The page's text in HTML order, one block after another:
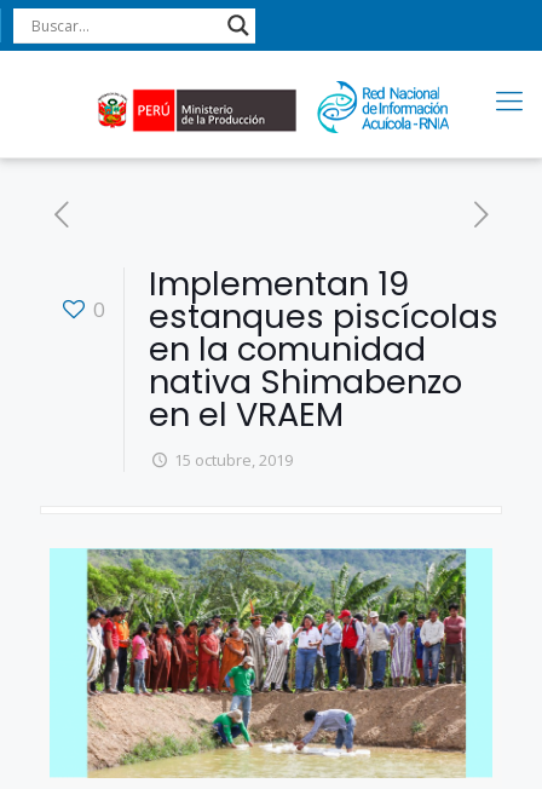
0
Implementan 19
estanques piscícolas
en la comunidad
nativa Shimabenzo
en el VRAEM
15 octubre, 2019